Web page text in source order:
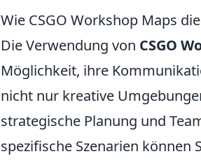
Wie CSGO Workshop Maps
Die Verwendung von CSGO
Möglichkeit, ihre
nicht nur kreative
strategische Planung und
spezifische Szenarien